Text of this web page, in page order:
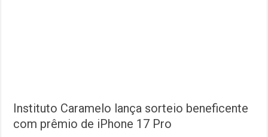
Instituto Caramelo lança sorteio beneficente
com prêmio de iPhone 17 Pro